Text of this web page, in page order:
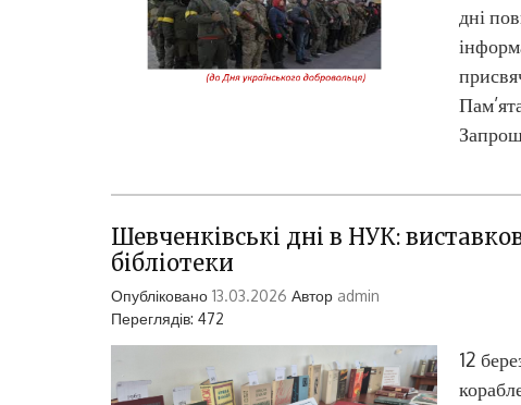
дні
Шевченківські дні в НУК:
бібліотеки
Опубліковано 13.03.2026 Автор admin
Переглядів: 472
12